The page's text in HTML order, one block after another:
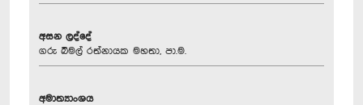
අසන ලද්දේ
ගරු බිමල් රත්නායක මහතා, පා.ම.
අමාත්‍යාංශය